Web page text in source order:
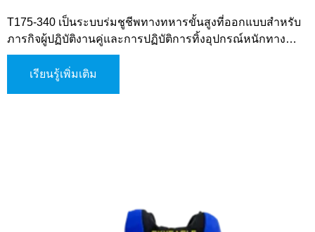
T175-340 เป็นระบบร่มชูชีพทางทหารขั้นสูงที่ออกแบบสำหรับ
ภารกิจผู้ปฏิบัติงานคู่และการปฏิบัติการทิ้งอุปกรณ์หนักทาง
อากาศ ระบบนี้มีความจุบรรทุกสูง พิสัยการร่อนที่กว้างขึ้น
ความสามารถในการบังคับเลี้ยวที่ยอดเยี่ยม และความปลอดภัย
เรียนรู้เพิ่มเติม